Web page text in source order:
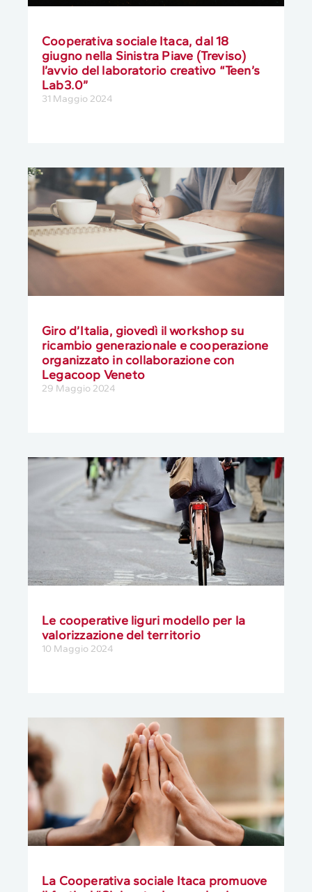
Cooperativa sociale Itaca, dal 18
giugno nella Sinistra Piave (Treviso)
l’avvio del laboratorio creativo “Teen’s
Lab3.0”
31 Maggio 2024
Giro d’Italia, giovedì il workshop su
ricambio generazionale e cooperazione
organizzato in collaborazione con
Legacoop Veneto
29 Maggio 2024
Le cooperative liguri modello per la
valorizzazione del territorio
10 Maggio 2024
La Cooperativa sociale Itaca promuove